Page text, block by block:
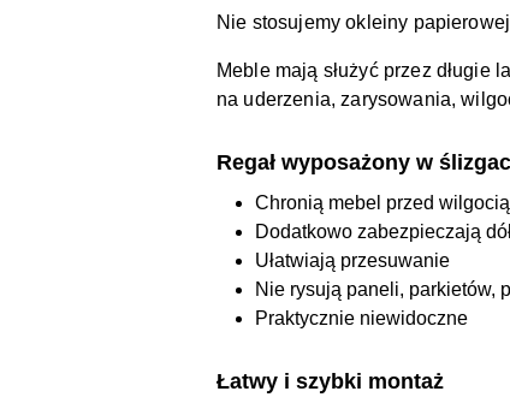
Nie stosujemy okleiny
Meble mają służyć przez długie
na uderzenia, zarysowania,
Regał wyposażony w
Chronią mebel przed
Dodatkowo zabezpieczają
Ułatwiają przesuwanie
Nie rysują paneli, parkietów,
Praktycznie niewidoczne
Łatwy i szybki montaż